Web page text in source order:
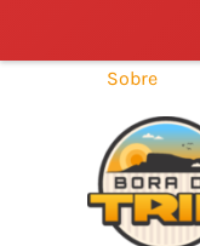
Sobre